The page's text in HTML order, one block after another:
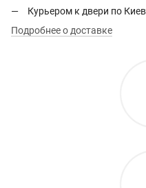
Курьером к двери по
Подробнее о доставке